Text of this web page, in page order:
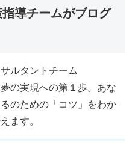
導チームがブログ
ルタントチーム
の実現への第１歩。あな
のための「コツ」をわか
ます。